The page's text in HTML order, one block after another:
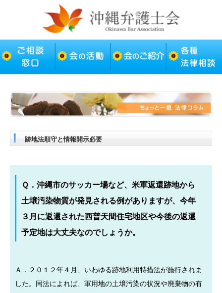
跡地法順守と情報開示必要
Ｑ．沖縄市のサッカー場など、米軍返還跡地から
土壌汚染物質が発見される例がありますが、今年
３月に返還された西普天間住宅地区や今後の返還
予定地は大丈夫なのでしょうか。
Ａ．２０１２年４月、いわゆる跡地利用特措法が施行されま
した。同法によれば、軍用地の土壌汚染の状況や廃棄物の有